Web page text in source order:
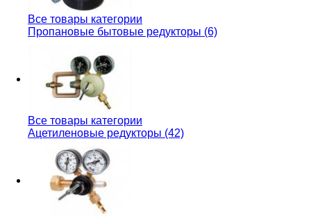
Все товары категории
Пропановые бытовые редукторы (6)
Все товары категории
Ацетиленовые редукторы (42)